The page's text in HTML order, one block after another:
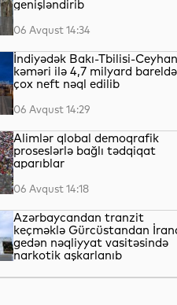
genişləndirib
06 Avqust 14:34
İndiyədək Bakı-Tbilisi-Ceyhan
kəməri ilə 4,7 milyard
çox neft nəql edilib
06 Avqust 14:29
Alimlər qlobal demoqrafik
proseslərlə bağlı tədqiqat
aparıblar
06 Avqust 14:18
Azərbaycandan tranzit
keçməklə Gürcüstandan
gedən nəqliyyat vasitəsində
narkotik aşkarlanıb